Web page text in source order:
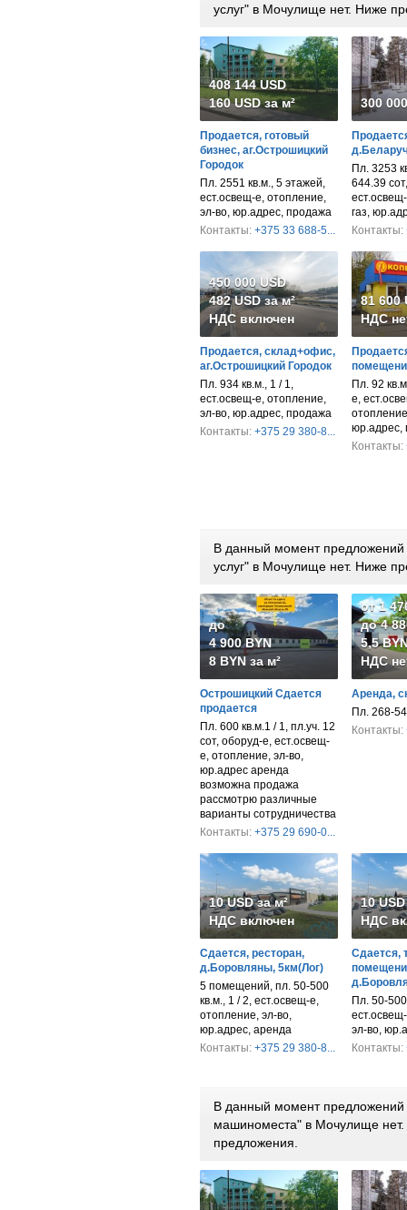
услуг" в Мочулище нет. Ниже
408 144 USD
160 USD за м²
Продается, готовый
бизнес, аг.Острошицкий
Городок
Пл. 2551 кв.м., 5 этажей,
ест.освещ-е, отопление,
эл-во, юр.адрес, продажа
Контакты: +375 33 688-5...
300
Пл. 3253
644.39
газ,
Контакты:
450 000 USD
482 USD за м²
НДС включен
Продается, склад+офис,
аг.Острошицкий Городок
Пл. 934 кв.м., 1 / 1,
ест.освещ-е, отопление,
эл-во, юр.адрес, продажа
Контакты: +375 29 380-8...
81 600
НДС
Пл. 92
е,
юр.адрес,
Контакты:
В данный момент
услуг" в Мочулище нет. Ниже
до
4 900 BYN
8 BYN за м²
Острошицкий Сдается
продается
Пл. 600 кв.м.1 / 1, пл.уч. 12
сот, оборуд-е, ест.освещ-
е, отопление, эл-во,
юр.адрес аренда
возможна продажа
рассмотрю различные
варианты сотрудничества
Контакты: +375 29 690-0...
от 1
до 4
5,5
НДС
Аренда,
Пл. 268-
Контакты:
10 USD за м²
НДС включен
Сдается, ресторан,
д.Боровляны, 5км(Лог)
5 помещений, пл. 50-500
кв.м., 1 / 2, ест.освещ-е,
отопление, эл-во,
юр.адрес, аренда
Контакты: +375 29 380-8...
10
НДС
Сдается,
Пл. 50-
эл-во,
Контакты:
В данный момент
машиноместа" в Мочулище
предложения.